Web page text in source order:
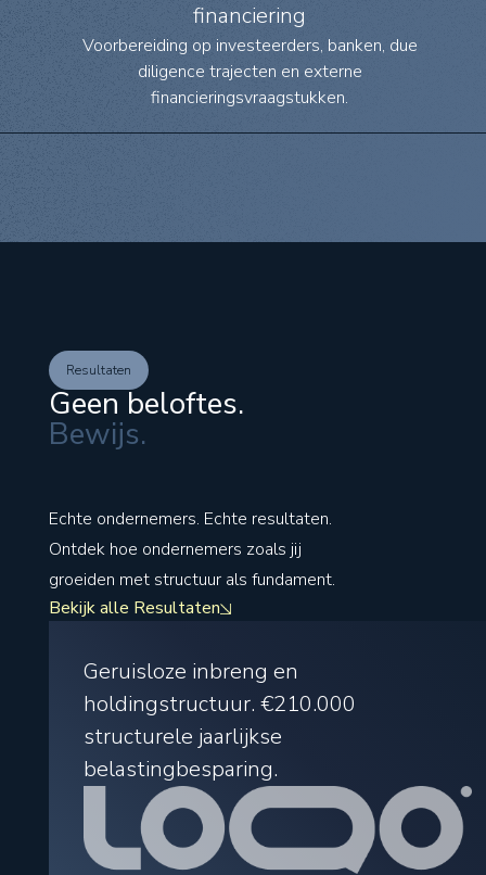
financiering
Voorbereiding op investeerders, banken, due
diligence trajecten en externe
financieringsvraagstukken.
Resultaten
Geen beloftes.
Bewijs.
Echte ondernemers. Echte resultaten.
Ontdek hoe ondernemers zoals jij
groeiden met structuur als fundament.
Bekijk alle Resultaten
Geruisloze inbreng en
holdingstructuur. €210.000
structurele jaarlijkse
belastingbesparing.